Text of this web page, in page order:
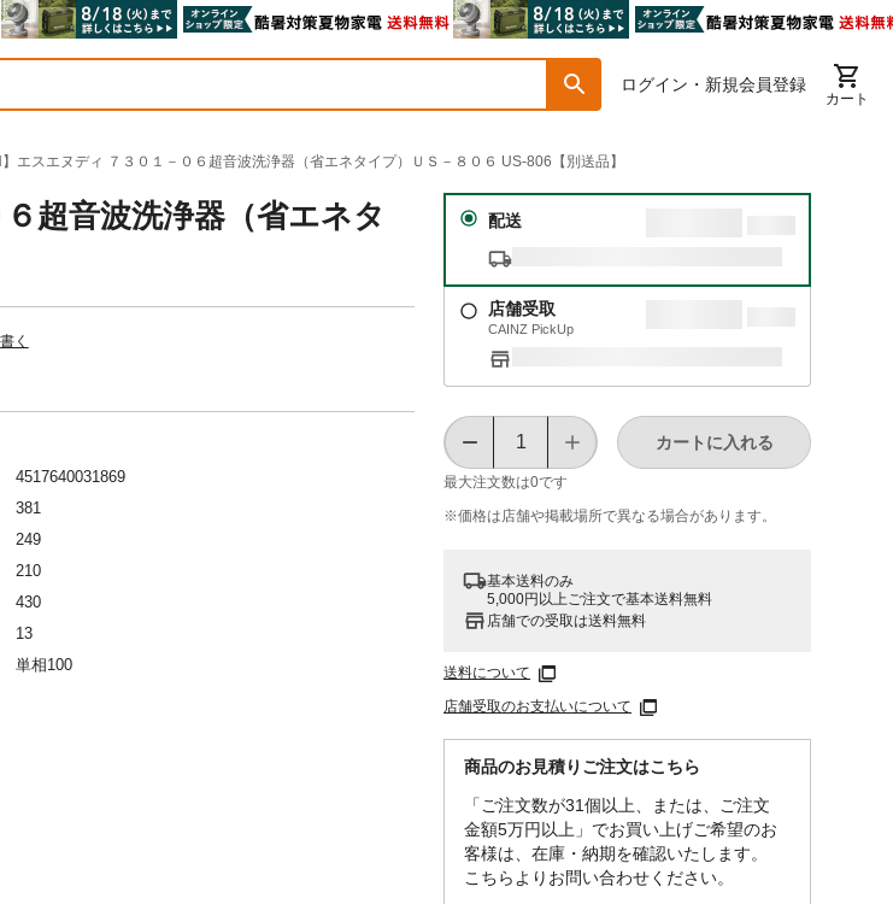
ログイン・新規会員登録
カート
】エスエヌディ ７３０１－０６超音波洗浄器（省エネタイプ）ＵＳ－８０６ US-806【別送品】
超音波洗浄器（省エネタ
く
配送
店舗受取
CAINZ PickUp
最大注文数は0です
カートに入れる
※価格は​店舗や​掲載場所で​異なる​場合が​あります。
基本送料のみ
5,000円以上ご注文で基本送料無料
店舗での受取は送料無料
送料について
店舗受取のお支払いについて
商品のお見積りご注文はこちら
「ご注文数が31個以上、または、ご注文
金額5万円以上」でお買い上げご希望のお
客様は、在庫・納期を確認いたします。
こちらよりお問い合わせください。
4517640031869
381
249
210
430
13
単相100